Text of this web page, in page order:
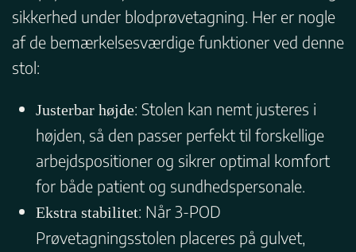
sikkerhed under blodprøvetagning. Her er nogle
af de bemærkelsesværdige funktioner ved denne
stol:
Justerbar højde: Stolen kan nemt justeres i
højden, så den passer perfekt til forskellige
arbejdspositioner og sikrer optimal komfort
for både patient og sundhedspersonale.
Ekstra stabilitet: Når 3-POD
Prøvetagningsstolen placeres på gulvet,